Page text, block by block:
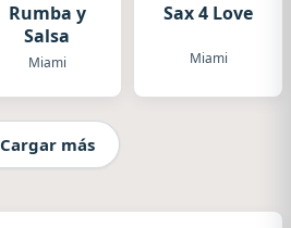
Rumba y
Salsa
Miami
Sax 4 Love
Miami
Cargar más